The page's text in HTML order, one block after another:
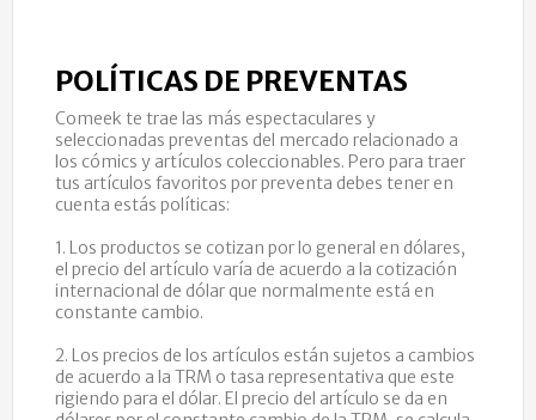
POLÍTICAS DE PREVENTAS
Comeek te trae las más espectaculares y
seleccionadas preventas del mercado relacionado a
los cómics y artículos coleccionables. Pero para traer
tus artículos favoritos por preventa debes tener en
cuenta estás políticas:
1. Los productos se cotizan por lo general en dólares,
el precio del artículo varía de acuerdo a la cotización
internacional de dólar que normalmente está en
constante cambio.
2. Los precios de los artículos están sujetos a cambios
de acuerdo a la TRM o tasa representativa que este
rigiendo para el dólar. El precio del artículo se da en